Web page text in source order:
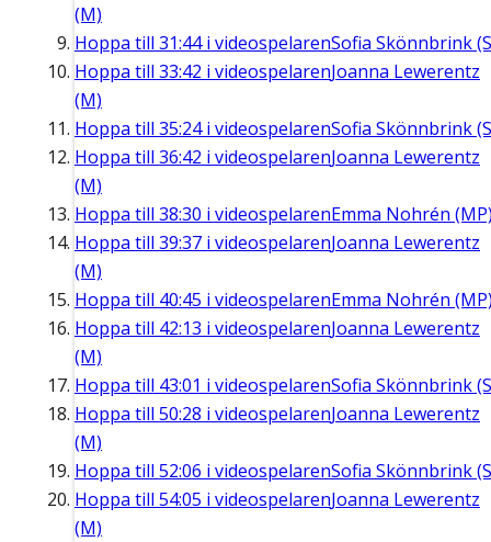
(M)
Hoppa till 31:44i videospelarenSofia Skönnbrink
Hoppa till 33:42 i videospelarenJoanna Lewerentz
(M)
Hoppa till 35:24i videospelarenSofia Skönnbrink
Hoppa till 36:42 i videospelarenJoanna Lewerentz
(M)
Hoppa till 38:30 i videospelarenEmma Nohrén
Hoppa till 39:37 i videospelarenJoanna Lewerentz
(M)
Hoppa till 40:45 i videospelarenEmma Nohrén
Hoppa till 42:13 i videospelarenJoanna Lewerentz
(M)
Hoppa till 43:01 i videospelarenSofia Skönnbrink
Hoppa till 50:28 i videospelarenJoanna Lewerentz
(M)
Hoppa till 52:06 i videospelarenSofia Skönnbrink
Hoppa till 54:05 i videospelarenJoanna Lewerentz
(M)